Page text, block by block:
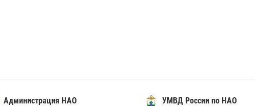
Администрация НАО УМВД России по НАО